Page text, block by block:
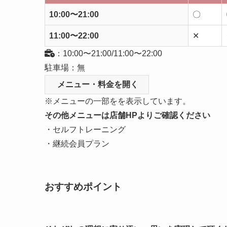
10:00〜21:00 〇
11:00〜22:00 ✕
：10:00〜21:00/11:00〜22:00
駐車場：無
メニュー・料金を開く
※メニューの一部をを表示しています。
その他メニューは店舗HPよりご確認ください
・セルフトレーニング
・継続会員プラン
おすすめポイント